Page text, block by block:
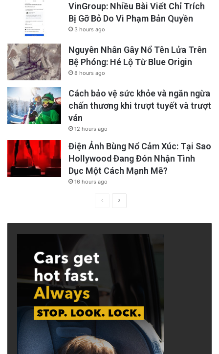
VinGroup: Nhiều Bài Viết Chỉ Trích
Bị Gỡ Bỏ Do Vi Phạm Bản Quyền
3 hours ago
Nguyên Nhân Gây Nổ Tên Lửa Trên
Bệ Phóng: Hé Lộ Từ Blue Origin
8 hours ago
Cách bảo vệ sức khỏe và ngăn ngừa
chấn thương khi trượt tuyết và trượt
ván
12 hours ago
Điện Ảnh Bùng Nổ Cảm Xúc: Tại Sao
Hollywood Đang Đón Nhận Tình
Dục Một Cách Mạnh Mẽ?
16 hours ago
PreviousNext